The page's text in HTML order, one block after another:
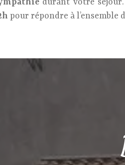
durant votre
pour répondre à l’ensemble